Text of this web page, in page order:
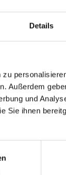
Details
Außerdem
und
Sie ihnen